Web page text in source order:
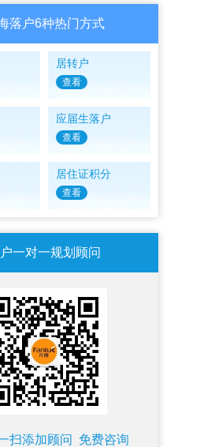
海落户6种热门方式
居转户
查看
应届生落户
查看
居住证积分
查看
一对一规划顾问
扫添加顾问 免费咨询